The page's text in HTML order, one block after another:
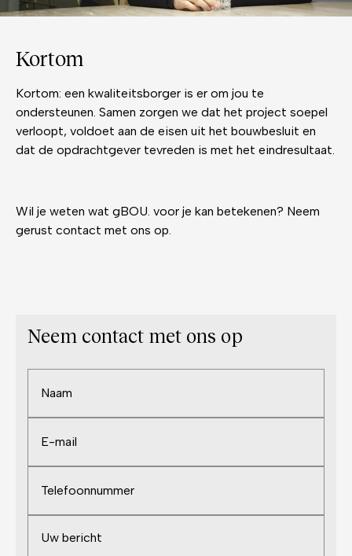
Kortom
Kortom: een kwaliteitsborger is er om jou te
ondersteunen. Samen zorgen we dat het project soepel
verloopt, voldoet aan de eisen uit het bouwbesluit en
dat de opdrachtgever tevreden is met het eindresultaat.
Wil je weten wat gBOU. voor je kan betekenen? Neem
gerust contact met ons op.
Neem contact met ons op
mail(Required)
bericht(Required)